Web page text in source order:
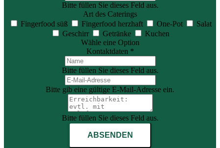
Bitte füllen Sie dieses Feld aus.
Art des Caterings
Fingerfood süß
Fingerfood herzhaft One-Pot
Salat
Geschirr
Getränke
Kuchen
Wähle eine Option
Kontaktdaten *
Bitte füllen Sie dieses Feld aus.
Bitte gib eine gültige E-Mail-Adresse ein.
Bitte füllen Sie dieses Feld aus.
ABSENDEN